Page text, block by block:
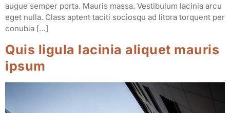
augue semper porta. Mauris massa. Vestibulum lacinia arcu
eget nulla. Class aptent taciti sociosqu ad litora torquent per
conubia […]
Quis ligula lacinia aliquet mauris
ipsum